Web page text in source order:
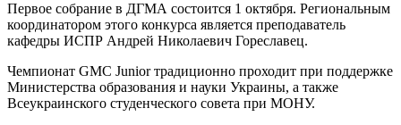
Первое собрание в ДГМА состоится 1 октября. Региональным
координатором этого конкурса является преподаватель
кафедры ИСПР Андрей Николаевич Гореславец.
Чемпионат GMC Junior традиционно проходит при поддержке
Министерства образования и науки Украины, а также
Всеукраинского студенческого совета при МОНУ.